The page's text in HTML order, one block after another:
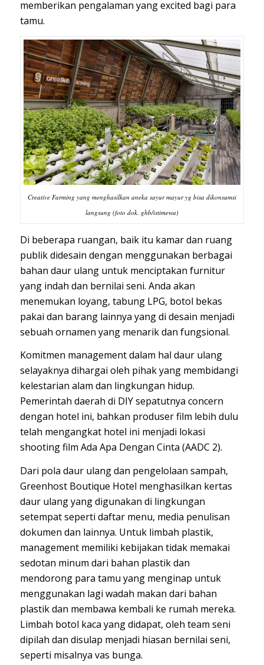
memberikan pengalaman yang excited bagi para
tamu.
Creative Farming yang menghasilkan aneka sayur mayur yg bisa dikonsumsi
langsung (foto dok. ghb/istimewa)
Di beberapa ruangan, baik itu kamar dan ruang
publik didesain dengan menggunakan berbagai
bahan daur ulang untuk menciptakan furnitur
yang indah dan bernilai seni. Anda akan
menemukan loyang, tabung LPG, botol bekas
pakai dan barang lainnya yang di desain menjadi
sebuah ornamen yang menarik dan fungsional.
Komitmen management dalam hal daur ulang
selayaknya dihargai oleh pihak yang membidangi
kelestarian alam dan lingkungan hidup.
Pemerintah daerah di DIY sepatutnya concern
dengan hotel ini, bahkan produser film lebih dulu
telah mengangkat hotel ini menjadi lokasi
shooting film Ada Apa Dengan Cinta (AADC 2).
Dari pola daur ulang dan pengelolaan sampah,
Greenhost Boutique Hotel menghasilkan kertas
daur ulang yang digunakan di lingkungan
setempat seperti daftar menu, media penulisan
dokumen dan lainnya. Untuk limbah plastik,
management memiliki kebijakan tidak memakai
sedotan minum dari bahan plastik dan
mendorong para tamu yang menginap untuk
menggunakan lagi wadah makan dari bahan
plastik dan membawa kembali ke rumah mereka.
Limbah botol kaca yang didapat, oleh team seni
dipilah dan disulap menjadi hiasan bernilai seni,
seperti misalnya vas bunga.